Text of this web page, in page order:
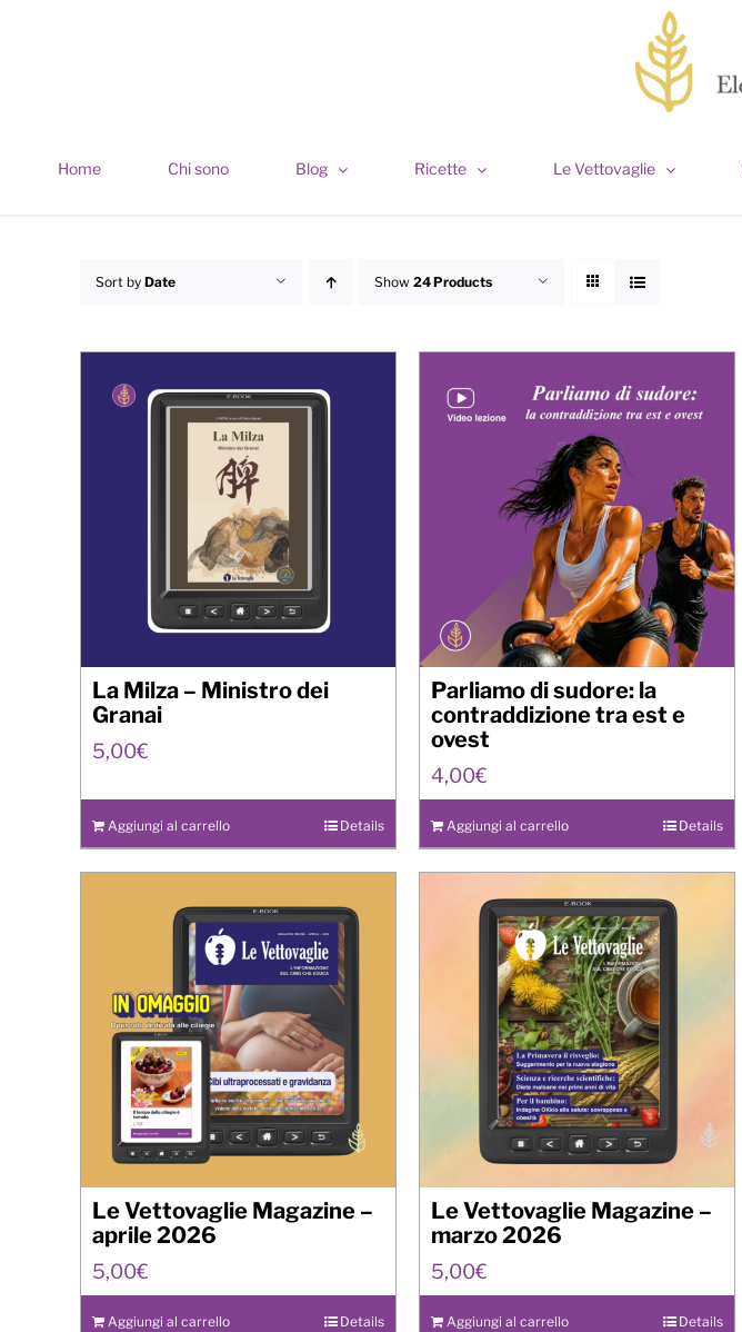
Home Chi sono Blog Ricette Le Vettovaglie
Sort by Date Show 24 Products
La Milza – Ministro dei
Granai
5,00€
Aggiungi al carrello Details
Parliamo di sudore: la
contraddizione tra est e
ovest
4,00€
Aggiungi al carrello Details
Le Vettovaglie Magazine –
aprile 2026
5,00€
Aggiungi al carrello Details
Le Vettovaglie Magazine –
marzo 2026
5,00€
Aggiungi al carrello Details